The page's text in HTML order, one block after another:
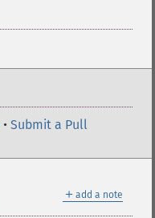
• Submit a Pull
＋ add a note